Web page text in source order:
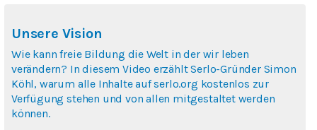
Unsere Vision
Wie kann freie Bildung die Welt in der wir leben
verändern? In diesem Video erzählt Serlo-Gründer Simon
Köhl, warum alle Inhalte auf serlo.org kostenlos zur
Verfügung stehen und von allen mitgestaltet werden
können.